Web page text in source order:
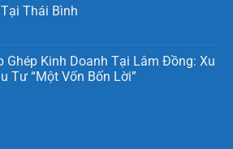
Thái Bình
Ghép Kinh Doanh Tại Lâm Đồng: Xu
Tư “Một Vốn Bốn Lời”